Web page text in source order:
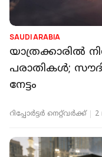
SAUDI ARABIA
യാത്രക്കാരിൽ
പരാതികൾ;
നേട്ടം
റിപ്പോർട്ടർ നെറ്റ്‌വര്‍ക്ക്‌ 2